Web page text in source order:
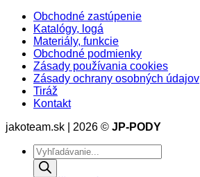
Obchodné zastúpenie
Katalógy, logá
Materiály, funkcie
Obchodné podmienky
Zásady používania cookies
Zásady ochrany osobných údajov
Tiráž
Kontakt
jakoteam.sk | 2026 © JP-PODY
Products
search